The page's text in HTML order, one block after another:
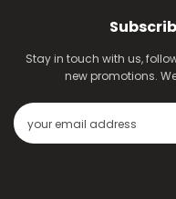
Stay in touch with us,
new promotions.